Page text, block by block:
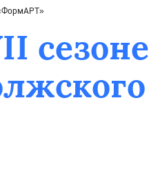
«ФормАРТ»
сезоне